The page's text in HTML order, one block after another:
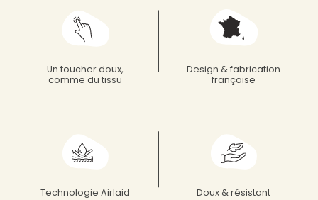
Un toucher doux,
comme du tissu
Design & fabrication
française
Technologie Airlaid Doux & résistant